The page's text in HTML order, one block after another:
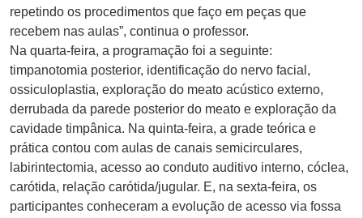
repetindo os procedimentos que faço em peças que
recebem nas aulas”, continua o professor.
Na quarta-feira, a programação foi a seguinte:
timpanotomia posterior, identificação do nervo facial,
ossiculoplastia, exploração do meato acústico externo,
derrubada da parede posterior do meato e exploração da
cavidade timpânica. Na quinta-feira, a grade teórica e
prática contou com aulas de canais semicirculares,
labirintectomia, acesso ao conduto auditivo interno, cóclea,
carótida, relação carótida/jugular. E, na sexta-feira, os
participantes conheceram a evolução de acesso via fossa